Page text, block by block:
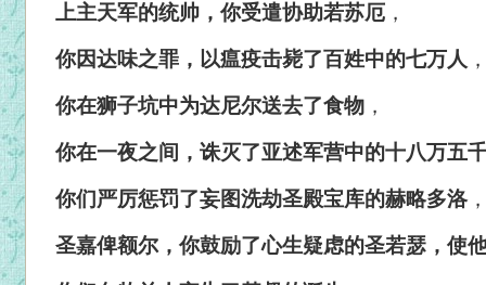
上主天军的统帅，你受遣协助若苏厄 ，
你因达味之罪，以瘟疫击毙了百姓中的七万人
你在狮子坑中为达尼尔送去了食物 ，
你在一夜之间，诛灭了亚述军营中的十八万五
你们严厉惩罚了妄图洗劫圣殿宝库的赫略多洛
圣嘉俾额尔，你鼓励了心生疑虑的圣若瑟，使